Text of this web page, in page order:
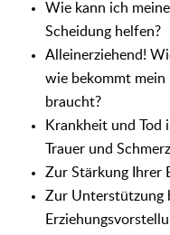
Wie kann ich
Scheidung helfen?
Alleinerziehend!
wie bekommt mein
braucht?
Krankheit und Tod
Trauer und
Zur Stärkung Ihrer
Zur Unterstützung